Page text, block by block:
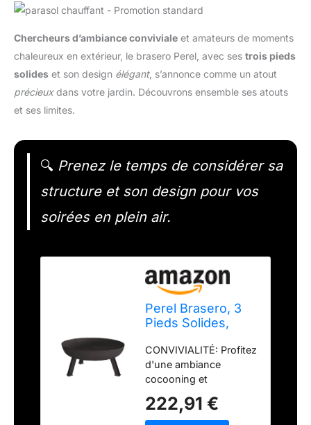
Chercheurs d’ambiance conviviale et amateurs de moments
chaleureux en extérieur, le brasero Perel, avec ses trois pieds
solides et son design élégant, s’annonce comme un atout
précieuxdans votre jardin. Découvrons ensemble ses atouts
et ses limites.
🔍 Prenez le temps de considérer sa
structure et son design pour vos
soirées en plein air.
Perel Brasero, 3
Pieds Solides,
cm, Fonte, Noir
CONVIVIALITÉ: Profitez
d'une ambiance
cocooning et
brasero élégant de
Perel. CHALEUR: À
222,91 €